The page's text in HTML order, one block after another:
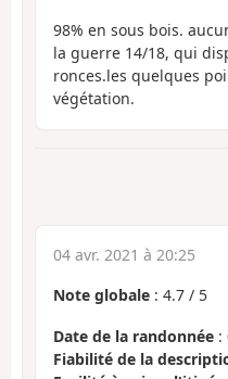
98% en sous bois.
la guerre 14/18, qui
ronces.les quelques
végétation.
04 avr. 2021 à 20:25
Note globale : 4.7 / 5
Date de la randonnée :
Fiabilité de la